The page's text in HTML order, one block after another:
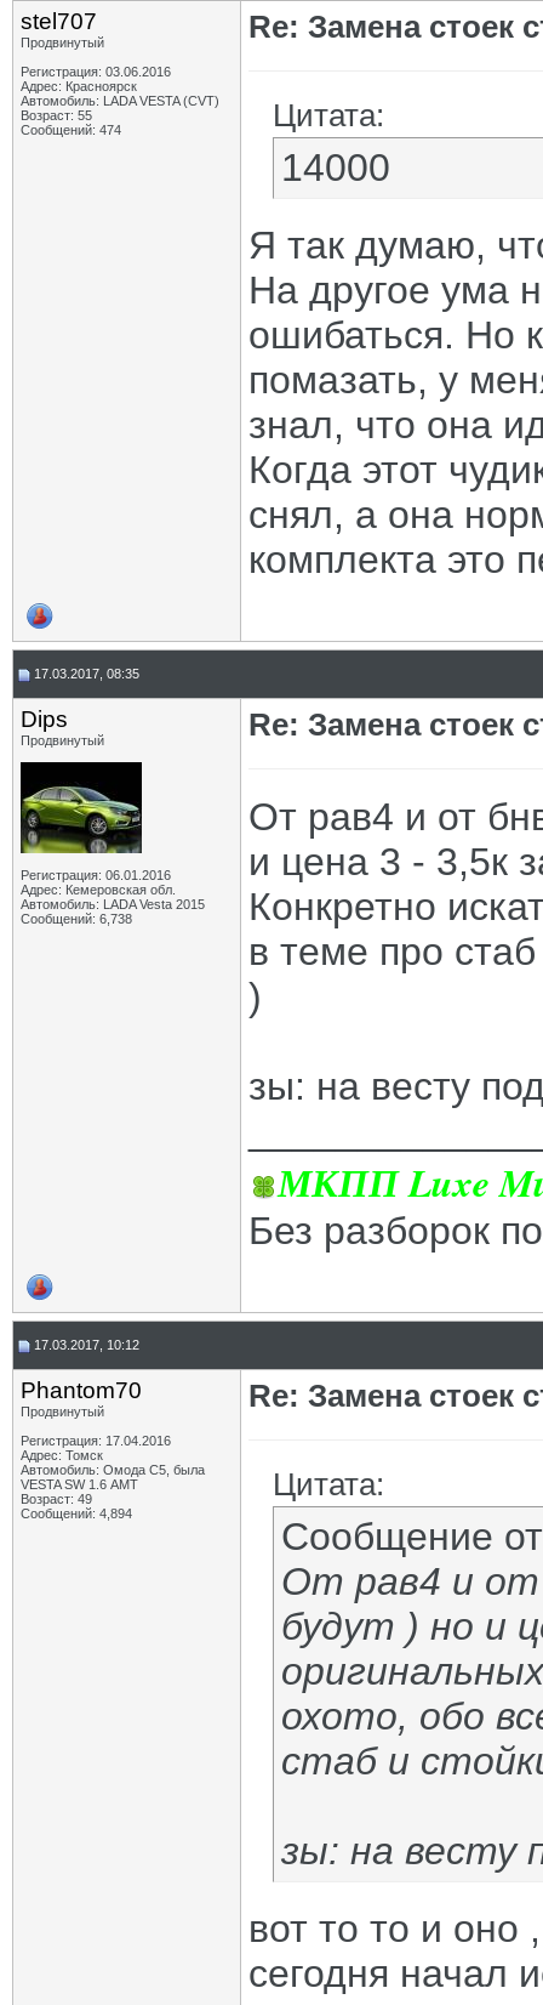
vasil-ii
28.12.2024,
20:07
sereno
28.12.2024,
20:15
sereno Re: Замена стоек...
sereno Re: Замена стоек...
17.10.2025,00:07
Шептун
Re: Замена стоек...17.10.2025,17:10
17.10.2025, 23:32
stel707
Продвинутый
Регистрация: 03.06.2016
Адрес: Красноярск
Автомобиль: LADA VESTA (CVT)
Возраст: 55
Сообщений: 474
Re: Замена стоек
Цитата:
14000
Я так думаю,
На другое ума
ошибаться. Но
помазать, у
знал, что она
Когда этот
снял, а она
комплекта это
17.03.2017, 08:35
Dips
Продвинутый
Регистрация: 06.01.2016
Адрес: Кемеровская обл.
Автомобиль: LADA Vesta 2015
Сообщений: 6,738
Re: Замена стоек
От рав4 и от
и цена 3 - 3,5к
Конкретно
в теме про
)
зы: на весту
МКПП Luxe
Без разборок
17.03.2017, 10:12
Phantom70
Продвинутый
Регистрация: 17.04.2016
Адрес: Томск
Автомобиль: Омода С5, была
VESTA SW 1.6 АМТ
Возраст: 49
Сообщений: 4,894
Re: Замена стоек
Цитата:
Сообщение
От рав4 и от
будут ) но и
охото, обо
стаб и
зы: на весту
вот то то и оно
сегодня начал